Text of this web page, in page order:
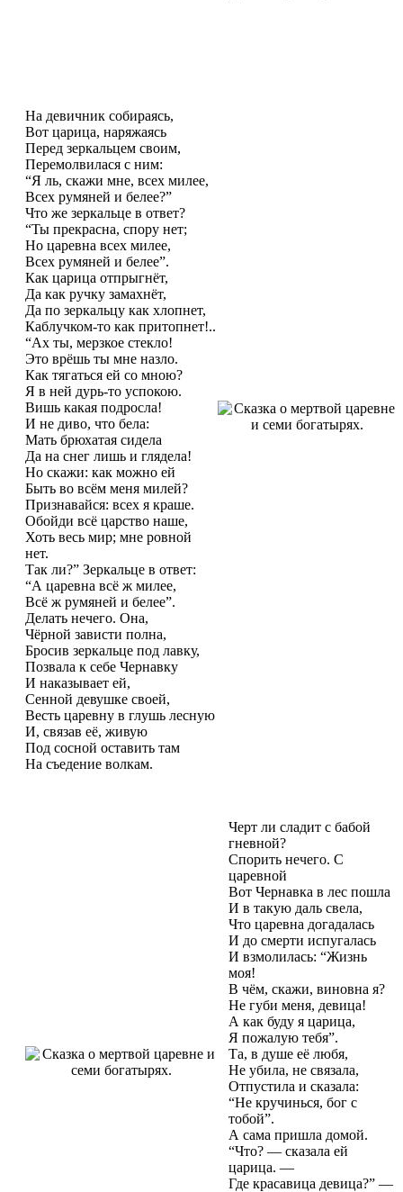
На девичник собираясь,
Вот царица, наряжаясь
Перед зеркальцем своим,
Перемолвилася с ним:
“Я ль, скажи мне, всех милее,
Всех румяней и белее?”
Что же зеркальце в ответ?
“Ты прекрасна, спору нет;
Но царевна всех милее,
Всех румяней и белее”.
Как царица отпрыгнёт,
Да как ручку замахнёт,
Да по зеркальцу как хлопнет,
Каблучком-то как притопнет!..
“Ах ты, мерзкое стекло!
Это врёшь ты мне назло.
Как тягаться ей со мною?
Я в ней дурь-то успокою.
Вишь какая подросла!
И не диво, что бела:
Мать брюхатая сидела
Да на снег лишь и глядела!
Но скажи: как можно ей
Быть во всём меня милей?
Признавайся: всех я краше.
Обойди всё царство наше,
Хоть весь мир; мне ровной
нет.
Так ли?” Зеркальце в ответ:
“А царевна всё ж милее,
Всё ж румяней и белее”.
Делать нечего. Она,
Чёрной зависти полна,
Бросив зеркальце под лавку,
Позвала к себе Чернавку
И наказывает ей,
Сенной девушке своей,
Весть царевну в глушь лесную
И, связав её, живую
Под сосной оставить там
На съедение волкам.
Черт ли сладит с бабой
гневной?
Спорить нечего. С
царевной
Вот Чернавка в лес пошла
И в такую даль свела,
Что царевна догадалась
И до смерти испугалась
И взмолилась: “Жизнь
моя!
В чём, скажи, виновна я?
Не губи меня, девица!
А как буду я царица,
Я пожалую тебя”.
Та, в душе её любя,
Не убила, не связала,
Отпустила и сказала:
“Не кручинься, бог с
тобой”.
А сама пришла домой.
“Что? — сказала ей
царица. —
Где красавица девица?” —